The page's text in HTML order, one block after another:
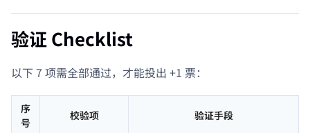
验证 Checklist
以下 7 项需全部通过，才能投出 +1 票：
序
号
校验项 验证手段